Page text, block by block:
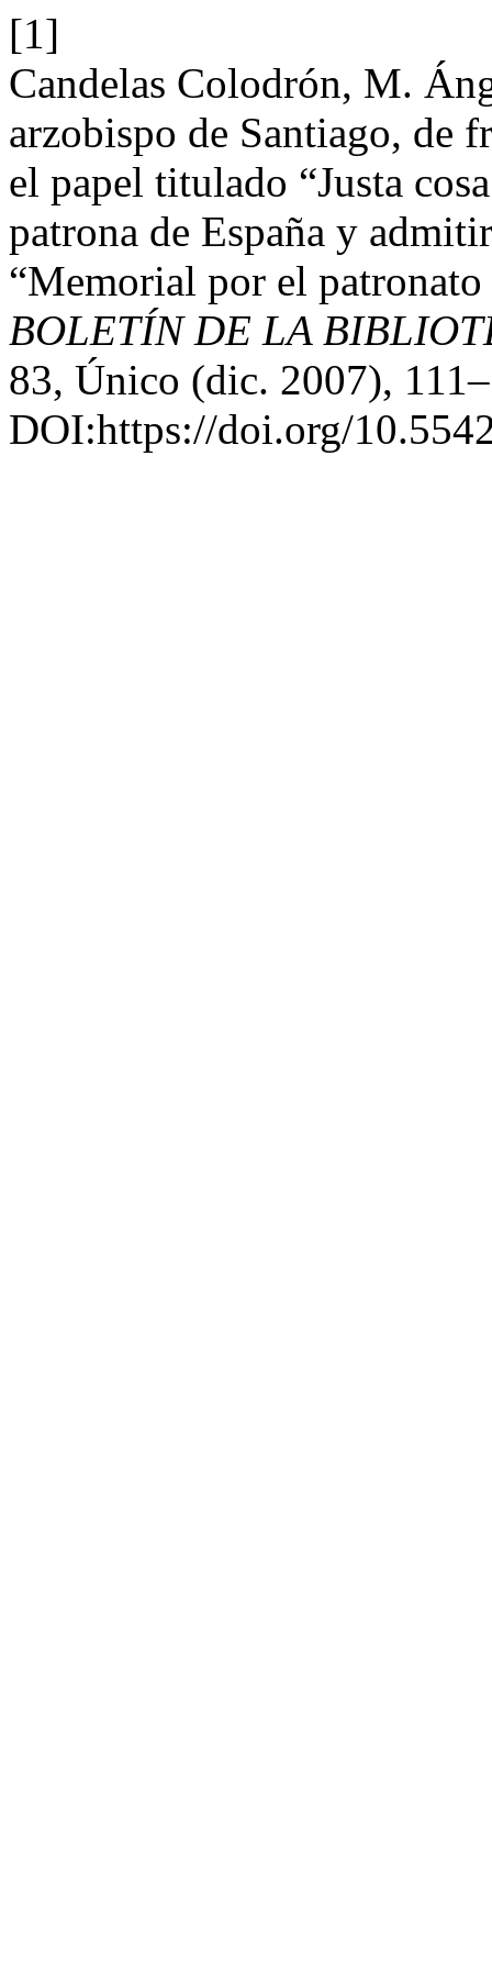
[1]
Candelas Colodrón, M.
arzobispo de Santiago, de
el papel titulado “Justa
patrona de España y
“Memorial por el
BOLETÍN DE LA
83, Único (dic. 2007),
DOI:https://doi.org/